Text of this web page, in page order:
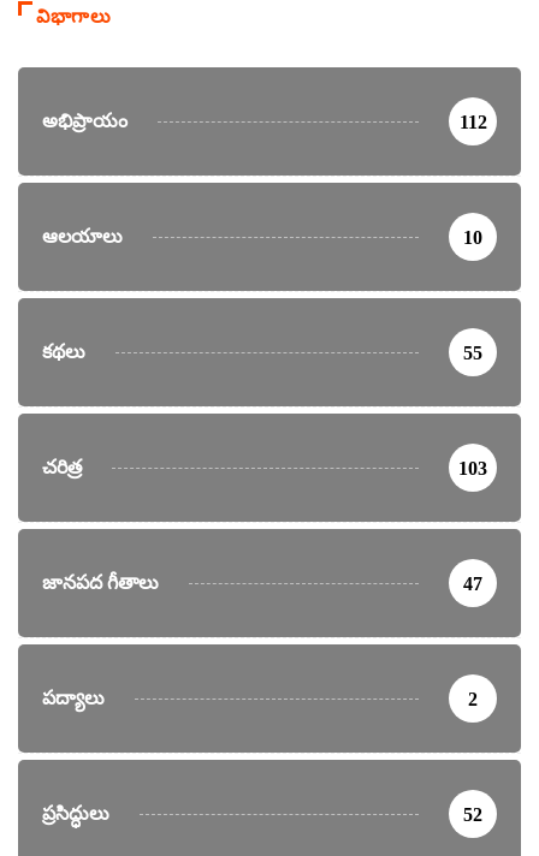
విభాగాలు
అభిప్రాయం 112
ఆలయాలు 10
కథలు 55
చరిత్ర 103
జానపద గీతాలు 47
పద్యాలు 2
ప్రసిద్ధులు 52